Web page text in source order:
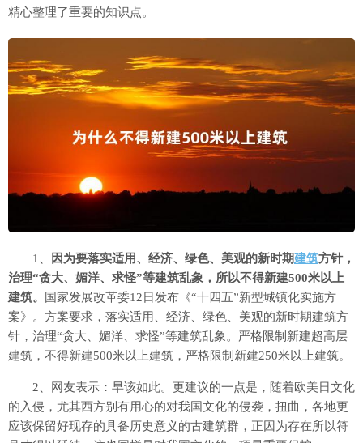
精心整理了重要的知识点。
1、 因为要落实适用、经济、绿色、美观的新时期建筑方针，
治理“贪大、媚洋、求怪”等建筑乱象，所以不得新建500米以上
建筑。
国家发展改革委12日发布《“十四五”新型城镇化实施方
案》。方案要求，落实适用、经济、绿色、美观的新时期建筑方
针，治理“贪大、媚洋、求怪”等建筑乱象。严格限制新建超高层
建筑，不得新建500米以上建筑，严格限制新建250米以上建筑。
2、网友表示：早该如此。更建议的一点是，随着欧美日文化
的入侵，尤其西方别有用心的对我国文化的侵袭，扭曲，各地更
应该保留好现存的具备历史意义的古建筑群，正因为存在所以符